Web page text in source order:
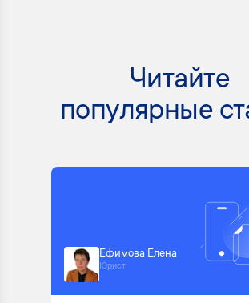
Читайте
популярные
Ефимова Елена
Юрист